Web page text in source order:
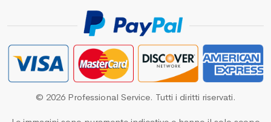
© 2026 Professional Service. Tutti i diritti riservati.